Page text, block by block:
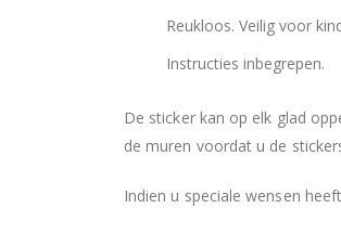
Reukloos. Veilig voor
Instructies inbegrepen.
De sticker kan op elk glad
de muren voordat u de
Indien u speciale wensen